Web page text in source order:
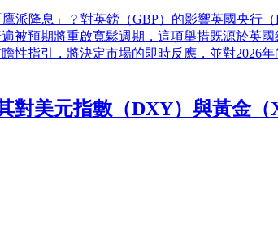
派降息」？對英鎊（GBP）的影響英國央行
被預期將重啟寬鬆週期，這項舉措既源於英
性指引，將決定市場的即時反應，並對2026
對美元指數（DXY）與黃金（